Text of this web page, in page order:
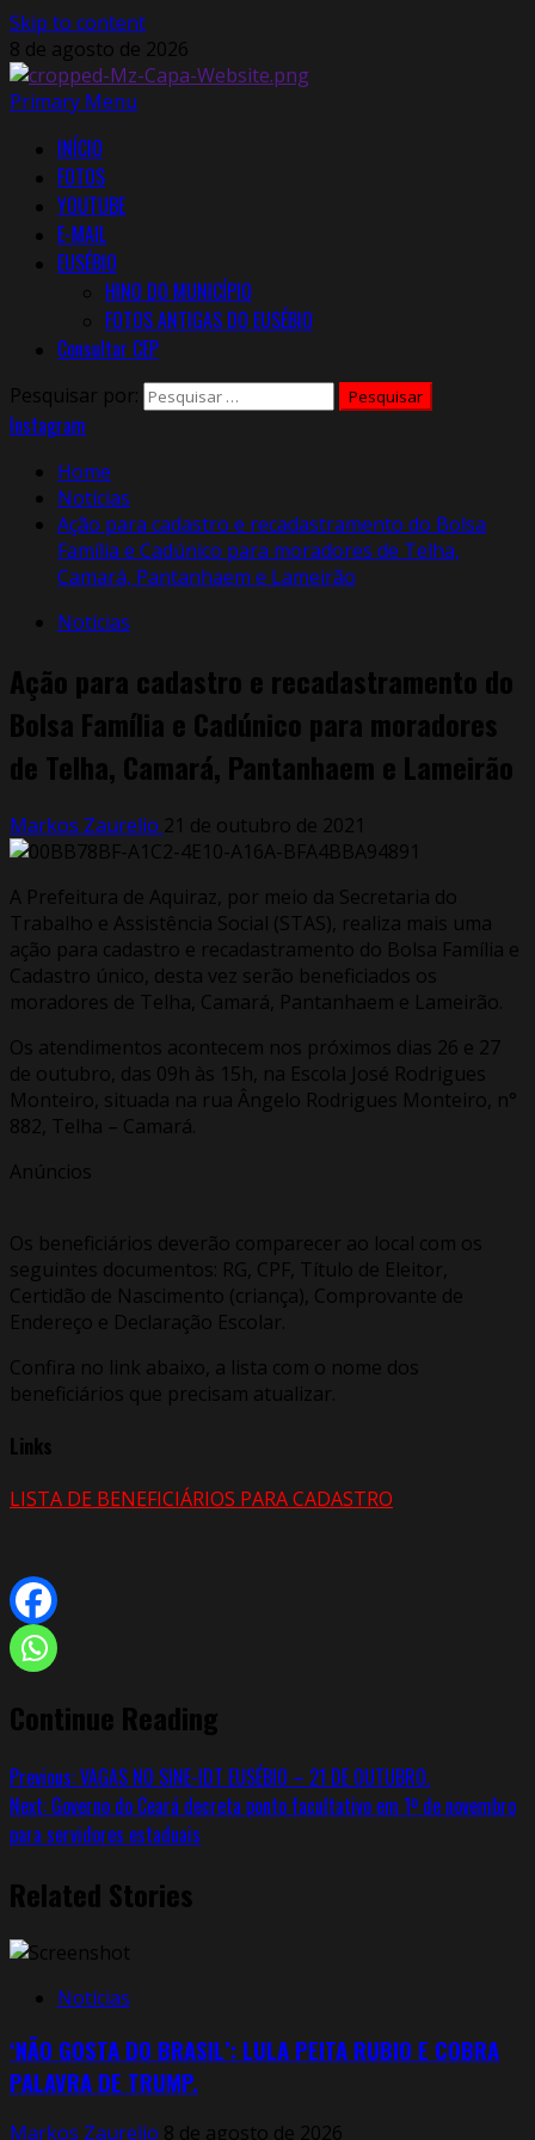
Skip to content
8 de agosto de 2026
Primary Menu
INÍCIO
FOTOS
YOUTUBE
E-MAIL
EUSÉBIO
HINO DO MUNICÍPIO
FOTOS ANTIGAS DO EUSÉBIO
Consultar CEP
Pesquisar por:
Instagram
Home
Notícias
Ação para cadastro e recadastramento do Bolsa
Família e Cadúnico para moradores de Telha,
Camará, Pantanhaem e Lameirão
Notícias
Ação para cadastro e recadastramento do
Bolsa Família e Cadúnico para moradores
de Telha, Camará, Pantanhaem e Lameirão
Markos Zaurelio 21 de outubro de 2021
A Prefeitura de Aquiraz, por meio da Secretaria do
Trabalho e Assistência Social (STAS), realiza mais uma
ação para cadastro e recadastramento do Bolsa Família e
Cadastro único, desta vez serão beneficiados os
moradores de Telha, Camará, Pantanhaem e Lameirão.
Os atendimentos acontecem nos próximos dias 26 e 27
de outubro, das 09h às 15h, na Escola José Rodrigues
Monteiro, situada na rua Ângelo Rodrigues Monteiro, n°
882, Telha – Camará.
Anúncios
Os beneficiários deverão comparecer ao local com os
seguintes documentos: RG, CPF, Título de Eleitor,
Certidão de Nascimento (criança), Comprovante de
Endereço e Declaração Escolar.
Confira no link abaixo, a lista com o nome dos
beneficiários que precisam atualizar.
Links
LISTA DE BENEFICIÁRIOS PARA CADASTRO
Continue Reading
Previous:VAGAS NO SINE-IDT EUSÉBIO – 21 DE OUTUBRO.
Next: Governo do Ceará decreta ponto facultativo em 1º de novembro
para servidores estaduais
Related Stories
Notícias
‘NÃO GOSTA DO BRASIL’: LULA PEITA RUBIO E COBRA
PALAVRA DE TRUMP.
Markos Zaurelio 8 de agosto de 2026